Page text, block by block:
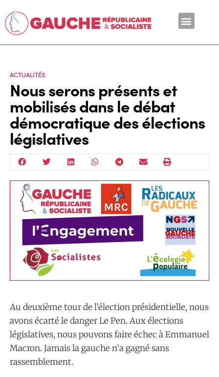
ACTUALITÉS
Nous serons présents et
mobilisés dans le débat
démocratique des élections
législatives
19 Mai 2022
Au deuxième tour de l’élection présidentielle, nous
avons écarté le danger Le Pen. Aux élections
législatives, nous pouvons faire échec à Emmanuel
Macron. Jamais la gauche n’a gagné sans
rassemblement.